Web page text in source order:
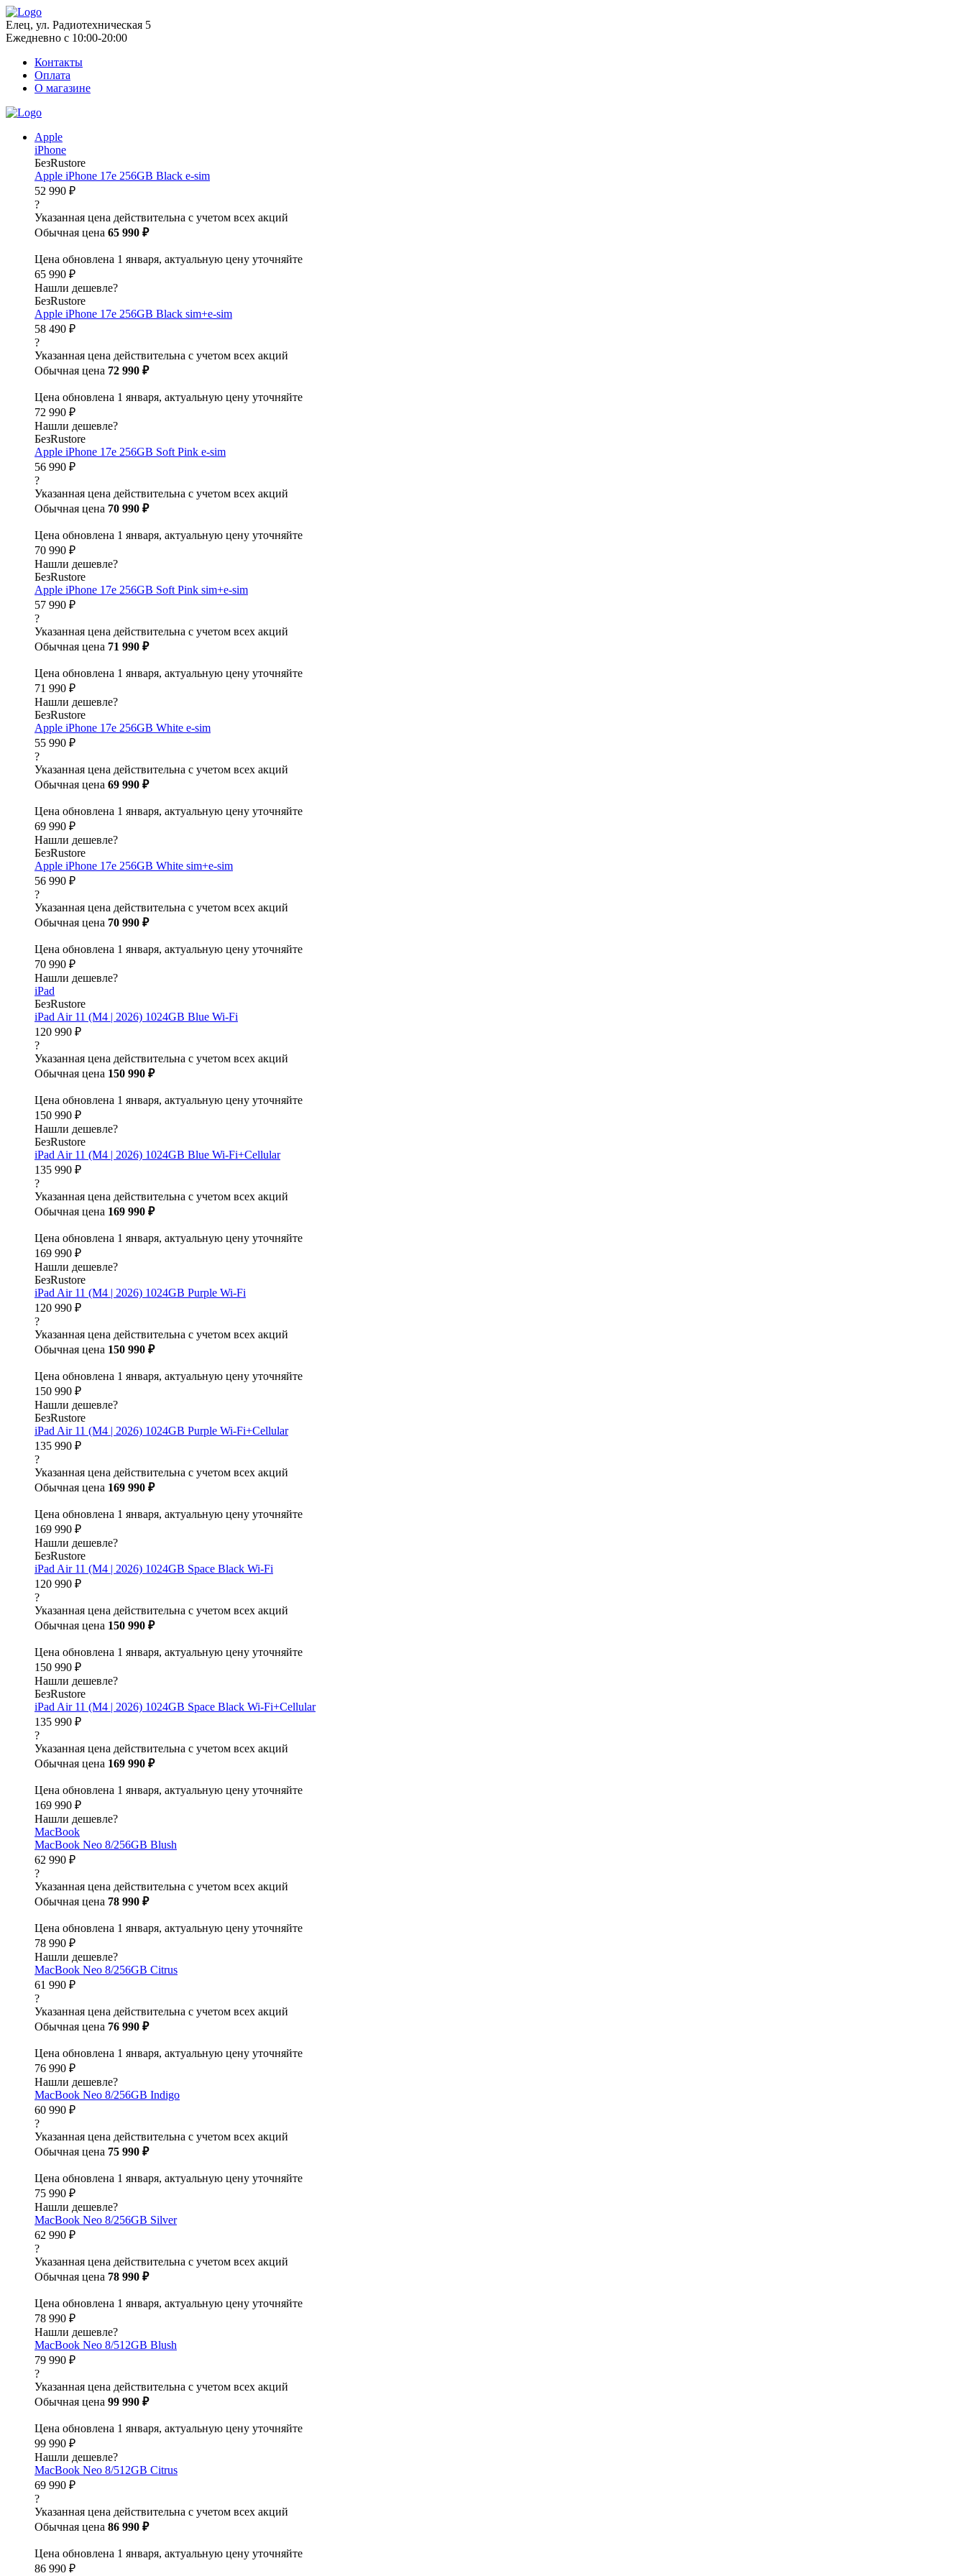
Елец, ул. Радиотехническая 5
Ежедневно с 10:00-20:00
Контакты
Оплата
О магазине
Apple
iPhone
БезRustore
Apple iPhone 17e 256GB Black e-sim
52 990 ₽
?
Указанная цена действительна с учетом всех акций
Обычная цена 65 990 ₽
Цена обновлена 1 января, актуальную цену уточняйте
65 990 ₽
Нашли дешевле?
БезRustore
Apple iPhone 17e 256GB Black sim+e-sim
58 490 ₽
?
Указанная цена действительна с учетом всех акций
Обычная цена 72 990 ₽
Цена обновлена 1 января, актуальную цену уточняйте
72 990 ₽
Нашли дешевле?
БезRustore
Apple iPhone 17e 256GB Soft Pink e-sim
56 990 ₽
?
Указанная цена действительна с учетом всех акций
Обычная цена 70 990 ₽
Цена обновлена 1 января, актуальную цену уточняйте
70 990 ₽
Нашли дешевле?
БезRustore
Apple iPhone 17e 256GB Soft Pink sim+e-sim
57 990 ₽
?
Указанная цена действительна с учетом всех акций
Обычная цена 71 990 ₽
Цена обновлена 1 января, актуальную цену уточняйте
71 990 ₽
Нашли дешевле?
БезRustore
Apple iPhone 17e 256GB White e-sim
55 990 ₽
?
Указанная цена действительна с учетом всех акций
Обычная цена 69 990 ₽
Цена обновлена 1 января, актуальную цену уточняйте
69 990 ₽
Нашли дешевле?
БезRustore
Apple iPhone 17e 256GB White sim+e-sim
56 990 ₽
?
Указанная цена действительна с учетом всех акций
Обычная цена 70 990 ₽
Цена обновлена 1 января, актуальную цену уточняйте
70 990 ₽
Нашли дешевле?
iPad
БезRustore
iPad Air 11 (M4 | 2026) 1024GB Blue Wi-Fi
120 990 ₽
?
Указанная цена действительна с учетом всех акций
Обычная цена 150 990 ₽
Цена обновлена 1 января, актуальную цену уточняйте
150 990 ₽
Нашли дешевле?
БезRustore
iPad Air 11 (M4 | 2026) 1024GB Blue Wi-Fi+Cellular
135 990 ₽
?
Указанная цена действительна с учетом всех акций
Обычная цена 169 990 ₽
Цена обновлена 1 января, актуальную цену уточняйте
169 990 ₽
Нашли дешевле?
БезRustore
iPad Air 11 (M4 | 2026) 1024GB Purple Wi-Fi
120 990 ₽
?
Указанная цена действительна с учетом всех акций
Обычная цена 150 990 ₽
Цена обновлена 1 января, актуальную цену уточняйте
150 990 ₽
Нашли дешевле?
БезRustore
iPad Air 11 (M4 | 2026) 1024GB Purple Wi-Fi+Cellular
135 990 ₽
?
Указанная цена действительна с учетом всех акций
Обычная цена 169 990 ₽
Цена обновлена 1 января, актуальную цену уточняйте
169 990 ₽
Нашли дешевле?
БезRustore
iPad Air 11 (M4 | 2026) 1024GB Space Black Wi-Fi
120 990 ₽
?
Указанная цена действительна с учетом всех акций
Обычная цена 150 990 ₽
Цена обновлена 1 января, актуальную цену уточняйте
150 990 ₽
Нашли дешевле?
БезRustore
iPad Air 11 (M4 | 2026) 1024GB Space Black Wi-Fi+Cellular
135 990 ₽
?
Указанная цена действительна с учетом всех акций
Обычная цена 169 990 ₽
Цена обновлена 1 января, актуальную цену уточняйте
169 990 ₽
Нашли дешевле?
MacBook
MacBook Neo 8/256GB Blush
62 990 ₽
?
Указанная цена действительна с учетом всех акций
Обычная цена 78 990 ₽
Цена обновлена 1 января, актуальную цену уточняйте
78 990 ₽
Нашли дешевле?
MacBook Neo 8/256GB Citrus
61 990 ₽
?
Указанная цена действительна с учетом всех акций
Обычная цена 76 990 ₽
Цена обновлена 1 января, актуальную цену уточняйте
76 990 ₽
Нашли дешевле?
MacBook Neo 8/256GB Indigo
60 990 ₽
?
Указанная цена действительна с учетом всех акций
Обычная цена 75 990 ₽
Цена обновлена 1 января, актуальную цену уточняйте
75 990 ₽
Нашли дешевле?
MacBook Neo 8/256GB Silver
62 990 ₽
?
Указанная цена действительна с учетом всех акций
Обычная цена 78 990 ₽
Цена обновлена 1 января, актуальную цену уточняйте
78 990 ₽
Нашли дешевле?
MacBook Neo 8/512GB Blush
79 990 ₽
?
Указанная цена действительна с учетом всех акций
Обычная цена 99 990 ₽
Цена обновлена 1 января, актуальную цену уточняйте
99 990 ₽
Нашли дешевле?
MacBook Neo 8/512GB Citrus
69 990 ₽
?
Указанная цена действительна с учетом всех акций
Обычная цена 86 990 ₽
Цена обновлена 1 января, актуальную цену уточняйте
86 990 ₽